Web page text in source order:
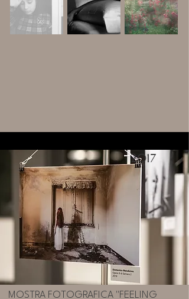
2017
MOSTRA FOTOGRAFICA "FEELING